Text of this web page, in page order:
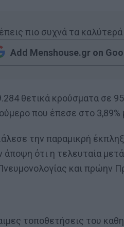
πιο συχνά τα
Add Menshouse.gr on
θετικά κρούσματα σε
που έπεσε στο 3,89%
την παραμικρή
ότι η τελευταία
και πρώην
τοποθετήσεις του